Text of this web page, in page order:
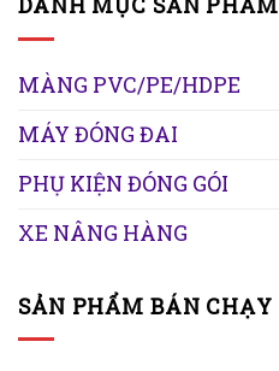
MÀNG PVC/PE/HDPE
MÁY ĐÓNG ĐAI
PHỤ KIỆN ĐÓNG GÓI
XE NÂNG HÀNG
SẢN PHẨM BÁN CHẠY